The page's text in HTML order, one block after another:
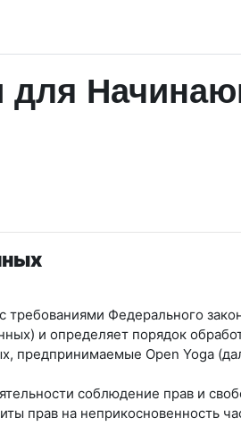
требованиями Федерального
и определяет порядок
предпринимаемые Open Yoga
соблюдение прав и
прав на неприкосновенность